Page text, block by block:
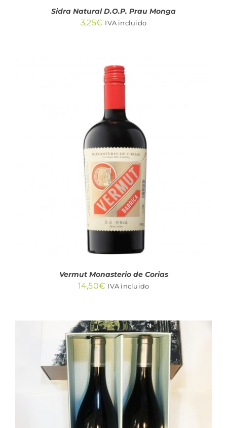
Sidra Natural D.O.P. Prau Monga
3,25€ IVA incluido
AÑADIR AL CARRITO
Vermut Monasterio de Corias
14,50€ IVA incluido
AÑADIR AL CARRITO